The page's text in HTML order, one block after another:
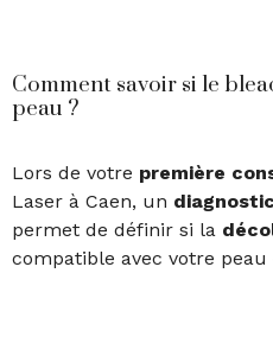
Comment savoir si le
peau ?
Lors de votre première
Laser à Caen, un diagnostic
permet de définir si la
compatible avec votre peau